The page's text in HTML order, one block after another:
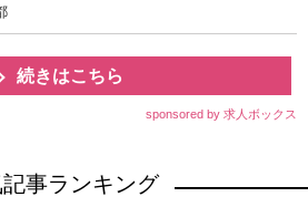
続きはこちら
sponsored by 求人ボックス
記事ランキング